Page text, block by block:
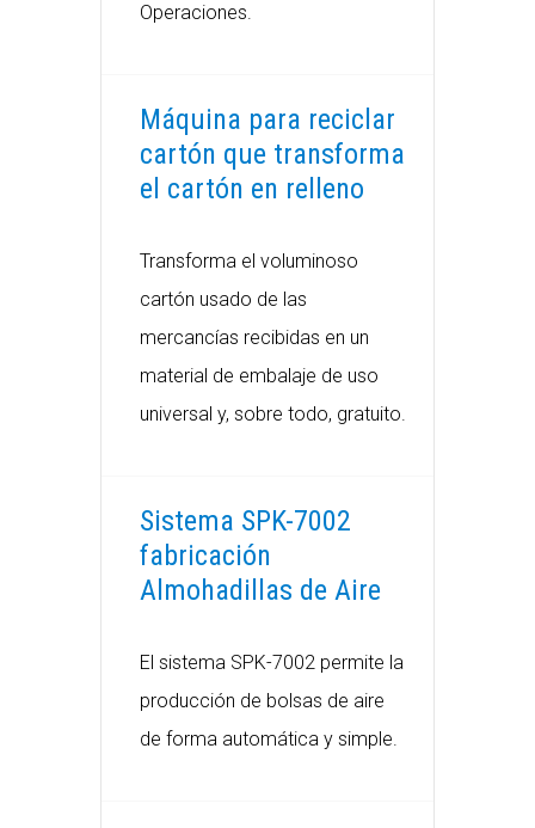
Operaciones.
Máquina para reciclar
cartón que transforma
el cartón en relleno
Transforma el voluminoso
cartón usado de las
mercancías recibidas en un
material de embalaje de uso
universal y, sobre todo, gratuito.
Sistema SPK-7002
fabricación
Almohadillas de Aire
El sistema SPK-7002 permite la
producción de bolsas de aire
de forma automática y simple.